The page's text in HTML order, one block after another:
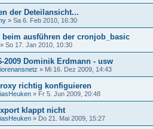
der Deteilansicht...
» Sa 6. Feb 2010, 16:30
beim ausführen der cronjob_basic
» So 17. Jan 2010, 10:30
2009 Dominik Erdmann - usw
» Mi 16. Dez 2009, 14:43
richtig konfiguieren
» Fr 5. Jun 2009, 20:48
klappt nicht
» Do 21. Mai 2009, 15:27